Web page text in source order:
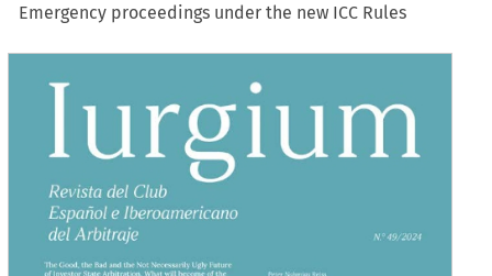
Emergency proceedings under the new ICC Rules